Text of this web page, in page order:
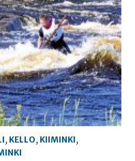
, KELLO, KIIMINKI,